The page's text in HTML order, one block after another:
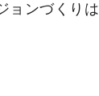
ョンづくりは